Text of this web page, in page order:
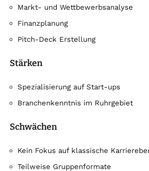
Markt- und Wettbewerbsanalyse
Finanzplanung
Pitch-Deck Erstellung
Stärken
Spezialisierung auf Start-ups
Branchenkenntnis im Ruhrgebiet
Schwächen
Kein Fokus auf klassische
Teilweise Gruppenformate